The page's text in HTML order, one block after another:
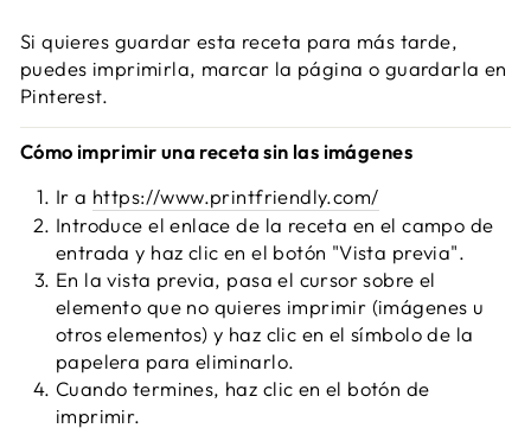
Si quieres guardar esta receta para más tarde,
puedes imprimirla, marcar la página o guardarla en
Pinterest.
Cómo imprimir una receta sin las imágenes
Ir a https://www.printfriendly.com/
Introduce el enlace de la receta en el campo de
entrada y haz clic en el botón "Vista previa".
En la vista previa, pasa el cursor sobre el
elemento que no quieres imprimir (imágenes u
otros elementos) y haz clic en el símbolo de la
papelera para eliminarlo.
Cuando termines, haz clic en el botón de
imprimir.